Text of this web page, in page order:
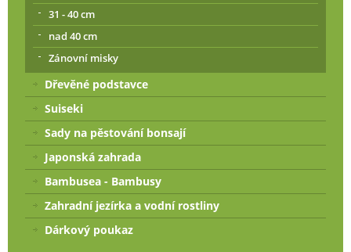
31 - 40 cm
nad 40 cm
Zánovní misky
Dřevěné podstavce
Suiseki
Sady na pěstování bonsají
Japonská zahrada
Bambusea - Bambusy
Zahradní jezírka a vodní rostliny
Dárkový poukaz